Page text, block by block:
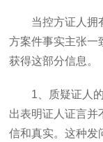
当控方证人拥有
方案件事实主张一
获得这部分信息。
1 、质疑证人
出表明证人证言并
信和真实。这种发